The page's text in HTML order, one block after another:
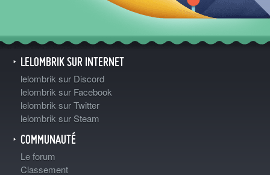
LELOMBRIK SUR INTERNET
lelombrik sur Discord
lelombrik sur Facebook
lelombrik sur Twitter
lelombrik sur Steam
COMMUNAUTÉ
Le forum
Classement